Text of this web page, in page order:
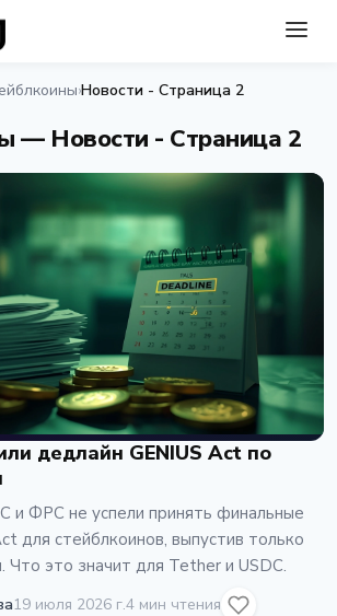
›Новости - Страница 2
— Новости - Страница 2
дедлайн GENIUS Act по
и ФРС не успели принять финальные
для стейблкоинов, выпустив только
Что это значит для Tether и USDC.
19 июля 2026 г.4 мин чтения